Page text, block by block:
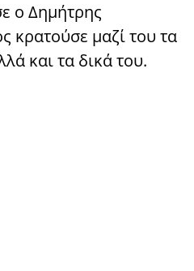
ο Δημήτρης
κρατούσε μαζί του τα
και τα δικά του.